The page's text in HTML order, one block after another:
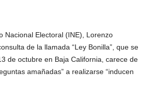
Nacional Electoral (INE), Lorenzo
de la llamada “Ley Bonilla”, que se
de octubre en Baja California, carece de
amañadas” a realizarse “inducen